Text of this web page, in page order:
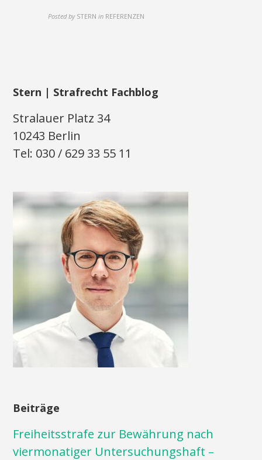
Posted by STERN in REFERENZEN
Stern | Strafrecht Fachblog
Stralauer Platz 34
10243 Berlin
Tel: 030 / 629 33 55 11
Beiträge
Freiheitsstrafe zur Bewährung nach
viermonatiger Untersuchungshaft –